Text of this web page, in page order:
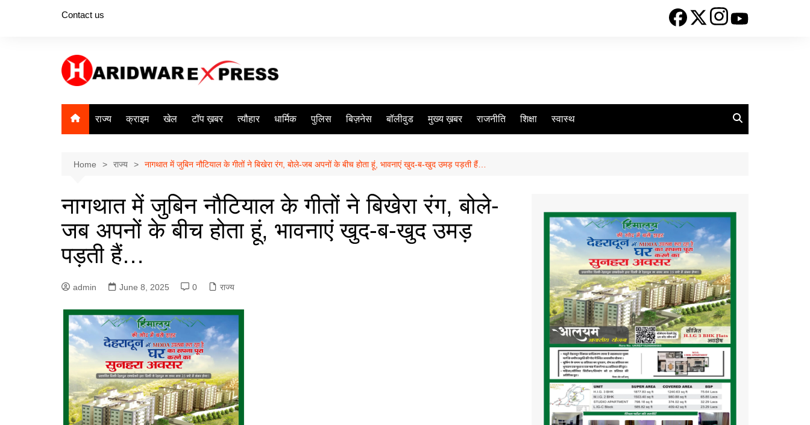
Contact us
राज्य क्राइम खेल टॉप ख़बर त्यौहार धार्मिक पुलिस बिज़नेस बॉलीवुड मुख्य ख़बर राजनीति शिक्षा स्वास्थ
Home राज्य नागथात में जुबिन नौटियाल के गीतों ने बिखेरा रंग, बोले-जब अपनों के बीच होता हूं, भावनाएं खुद-ब-खुद उमड़ पड़ती हैं…
नागथात में जुबिन नौटियाल के गीतों ने बिखेरा रंग, बोले-
जब अपनों के बीच होता हूं, भावनाएं खुद-ब-खुद उमड़
पड़ती हैं…
admin June 8, 2025 0 राज्य